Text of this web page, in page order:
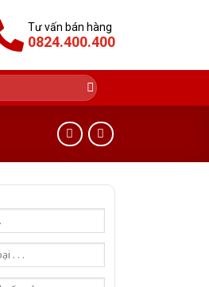
Tư vấn bán hàng
0824.400.400